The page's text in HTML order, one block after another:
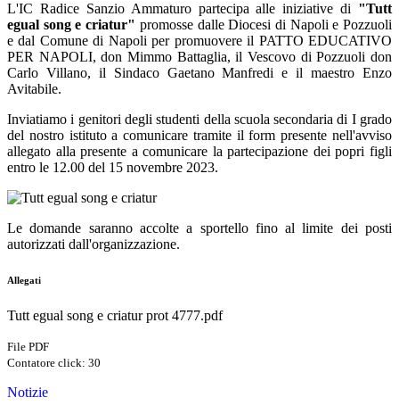
L'IC Radice Sanzio Ammaturo partecipa alle iniziative di "Tutt
egual song e criatur" promosse dalle Diocesi di Napoli e Pozzuoli
e dal Comune di Napoli per promuovere il PATTO EDUCATIVO
PER NAPOLI, don Mimmo Battaglia, il Vescovo di Pozzuoli don
Carlo Villano, il Sindaco Gaetano Manfredi e il maestro Enzo
Avitabile.
Inviatiamo i genitori degli studenti della scuola secondaria di I grado
del nostro istituto a comunicare tramite il form presente nell'avviso
allegato alla presente a comunicare la partecipazione dei popri figli
entro le 12.00 del 15 novembre 2023.
Le domande saranno accolte a sportello fino al limite dei posti
autorizzati dall'organizzazione.
Allegati
Tutt egual song e criatur prot 4777.pdf
File PDF
Contatore click: 30
Notizie